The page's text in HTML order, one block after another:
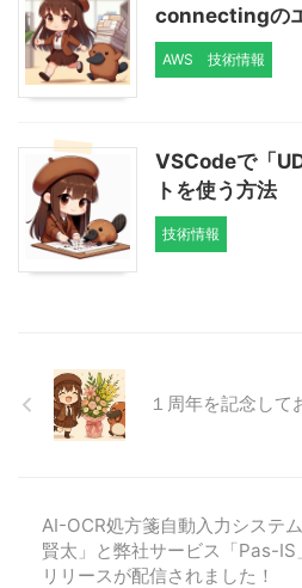
connectingの
AWS 技術情報
VSCodeで「
トを使う方法
技術情報
１周年を記念して
AI-OCR処方箋自動入力システ
賢太」と弊社サービス「Pas-IS
リリースが配信されました！